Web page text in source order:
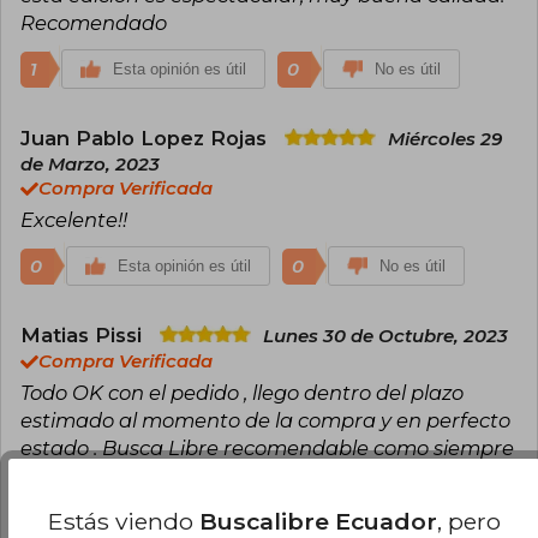
Recomendado
1 Esta opinión es útil 0 No es útil
Juan Pablo Lopez Rojas
Miércoles 29
de Marzo, 2023
Compra Verificada
Excelente!!
0 Esta opinión es útil 0 No es útil
Matias Pissi
Lunes 30 de Octubre, 2023
Compra Verificada
Todo OK con el pedido , llego dentro del plazo
estimado al momento de la compra y en perfecto
estado . Busca Libre recomendable como siempre
Estás viendo Buscalibre Ecuador, pero